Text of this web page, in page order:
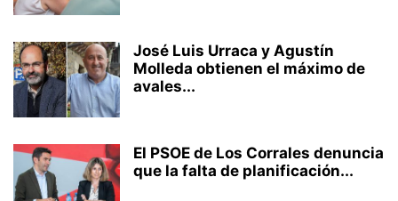
José Luis Urraca y Agustín
Molleda obtienen el máximo de
avales...
El PSOE de Los Corrales denuncia
que la falta de planificación...